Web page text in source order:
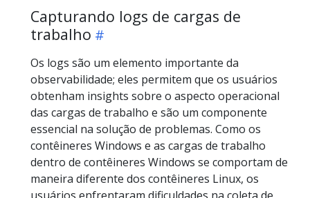
Capturando logs de cargas de
trabalho
Os logs são um elemento importante da
observabilidade; eles permitem que os usuários
obtenham insights sobre o aspecto operacional
das cargas de trabalho e são um componente
essencial na solução de problemas. Como os
contêineres Windows e as cargas de trabalho
dentro de contêineres Windows se comportam de
maneira diferente dos contêineres Linux, os